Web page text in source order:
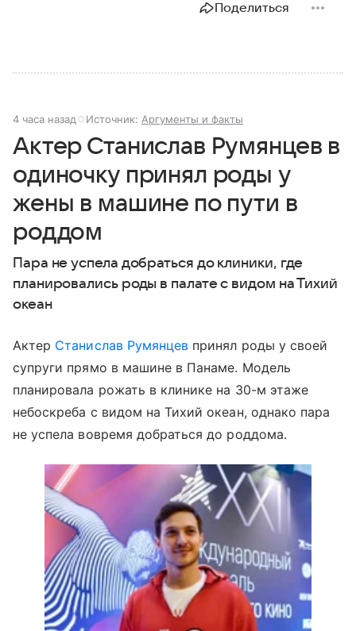
Поделиться
4 часа назад Источник: Аргументы и факты
Актер Станислав Румянцев в
одиночку принял роды у
жены в машине по пути в
роддом
Пара не успела добраться до клиники, где
планировались роды в палате с видом на Тихий
океан
Актер Станислав Румянцев принял роды у своей
супруги прямо в машине в Панаме. Модель
планировала рожать в клинике на 30-м этаже
небоскреба с видом на Тихий океан, однако пара
не успела вовремя добраться до роддома.